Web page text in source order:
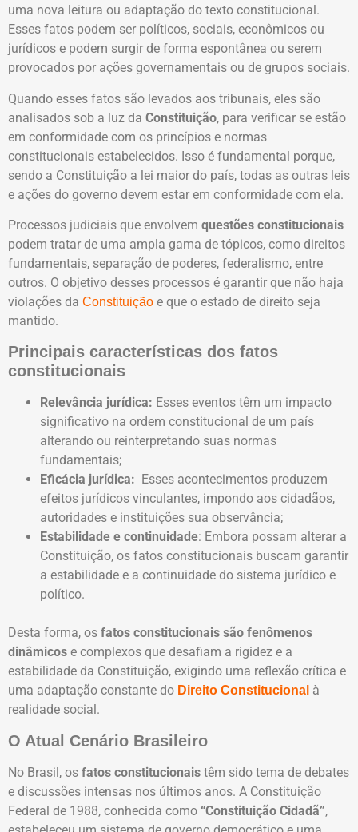
uma nova leitura ou adaptação do texto constitucional.
Esses fatos podem ser políticos, sociais, econômicos ou
jurídicos e podem surgir de forma espontânea ou serem
provocados por ações governamentais ou de grupos sociais.
Quando esses fatos são levados aos tribunais, eles são
analisados sob a luz da Constituição, para verificar se estão
em conformidade com os princípios e normas
constitucionais estabelecidos. Isso é fundamental porque,
sendo a Constituição a lei maior do país, todas as outras leis
e ações do governo devem estar em conformidade com ela.
Processos judiciais que envolvem questões constitucionais
podem tratar de uma ampla gama de tópicos, como direitos
fundamentais, separação de poderes, federalismo, entre
outros. O objetivo desses processos é garantir que não haja
violações da Constituição e que o estado de direito seja
mantido.
Principais características dos fatos
constitucionais
Relevância jurídica: Esses eventos têm um impacto
significativo na ordem constitucional de um país
alterando ou reinterpretando suas normas
fundamentais;
Eficácia jurídica: Esses acontecimentos produzem
efeitos jurídicos vinculantes, impondo aos cidadãos,
autoridades e instituições sua observância;
Estabilidade e continuidade: Embora possam alterar a
Constituição, os fatos constitucionais buscam garantir
a estabilidade e a continuidade do sistema jurídico e
político.
Desta forma, os fatos constitucionais são fenômenos
dinâmicos e complexos que desafiam a rigidez e a
estabilidade da Constituição, exigindo uma reflexão crítica e
uma adaptação constante do Direito Constitucional à
realidade social.
O Atual Cenário Brasileiro
No Brasil, os fatos constitucionais têm sido tema de debates
e discussões intensas nos últimos anos. A Constituição
Federal de 1988, conhecida como “Constituição Cidadã”,